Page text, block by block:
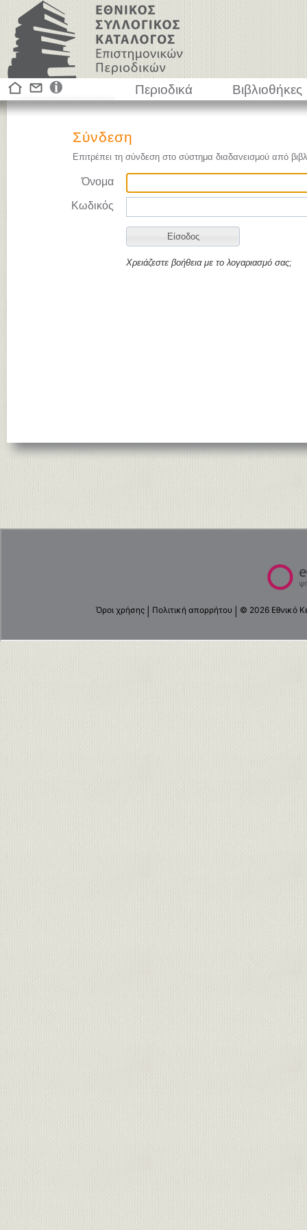
Περιοδικά Βιβλιοθήκες
Σύνδεση
Επιτρέπει τη σύνδεση στο σύστημα διαδανεισμού από
Όνομα
Κωδικός
Χρειάζεστε βοήθεια με το λογαριασμό σας;